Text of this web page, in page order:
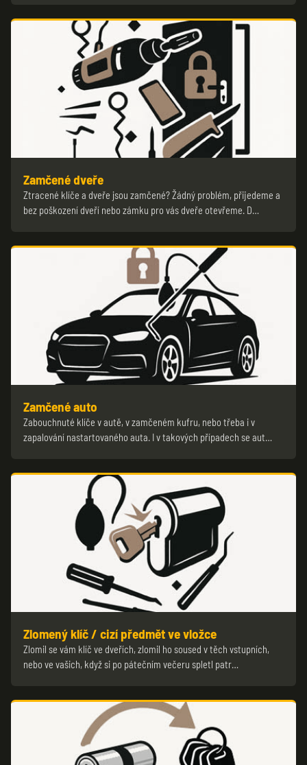
Zamčené dveře
Ztracené klíče a dveře jsou zamčené? Žádný problém, přijedeme a
bez poškození dveří nebo zámku pro vás dveře otevřeme. D…
Zamčené auto
Zabouchnuté klíče v autě, v zamčeném kufru, nebo třeba i v
zapalování nastartovaného auta. I v takových případech se aut…
Zlomený klíč / cizí předmět ve vložce
Zlomil se vám klíč ve dveřích, zlomil ho soused v těch vstupních,
nebo ve vašich, když si po pátečním večeru spletl patr…